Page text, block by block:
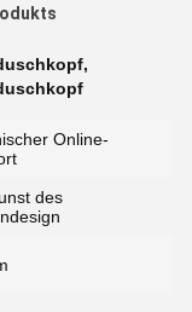
,
Online-
des